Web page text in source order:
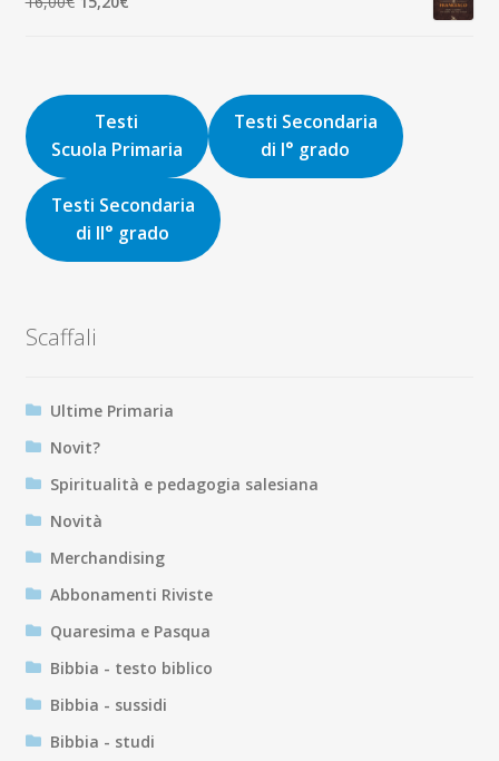
9,00€.8,55€.
16,00€.15,20€.
Testi
Scuola Primaria
Testi Secondaria
di I° grado
Testi Secondaria
di II° grado
Scaffali
Ultime Primaria
Novit?
Spiritualità e pedagogia salesiana
Novità
Merchandising
Abbonamenti Riviste
Quaresima e Pasqua
Bibbia - testo biblico
Bibbia - sussidi
Bibbia - studi